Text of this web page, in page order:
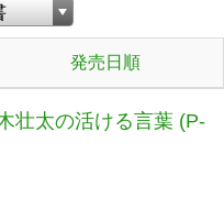
発売日順
壮太の活ける言葉 (P-